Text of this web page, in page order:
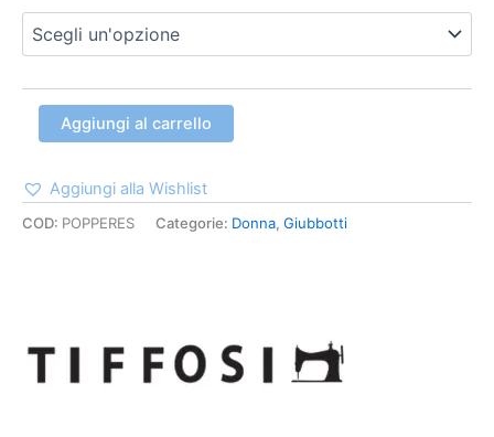
Aggiungi al carrello
Aggiungi alla Wishlist
COD: POPPERES Categorie: Donna, Giubbotti